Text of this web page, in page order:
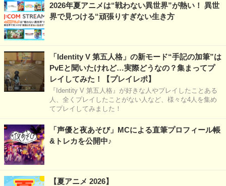
2026年夏アニメは“戦わない異世界”が熱い！ 異世
界で見つける“頑張りすぎない生き方
「Identity V 第五人格」の新モード“手記の加筆”は
PvEと聞いたけれど…実際どうなの？集まってプ
レイしてみた！【プレイレポ】
『Identity V 第五人格』が好きな人やプレイしたことある
人、全くプレイしたことがない人など、様々な4人を集め
てプレイしてみました！
「声優と夜あそび」MCによる直筆プロフィール帳
&トレカを公開中♪
【夏アニメ 2026】